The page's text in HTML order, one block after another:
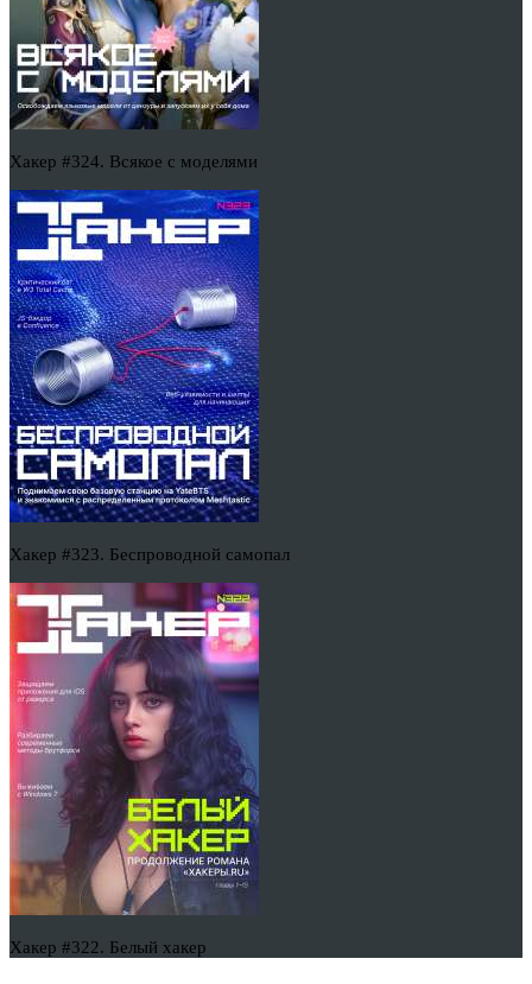
Хакер #324. Всякое с моделями
Хакер #323. Беспроводной самопал
Хакер #322. Белый хакер